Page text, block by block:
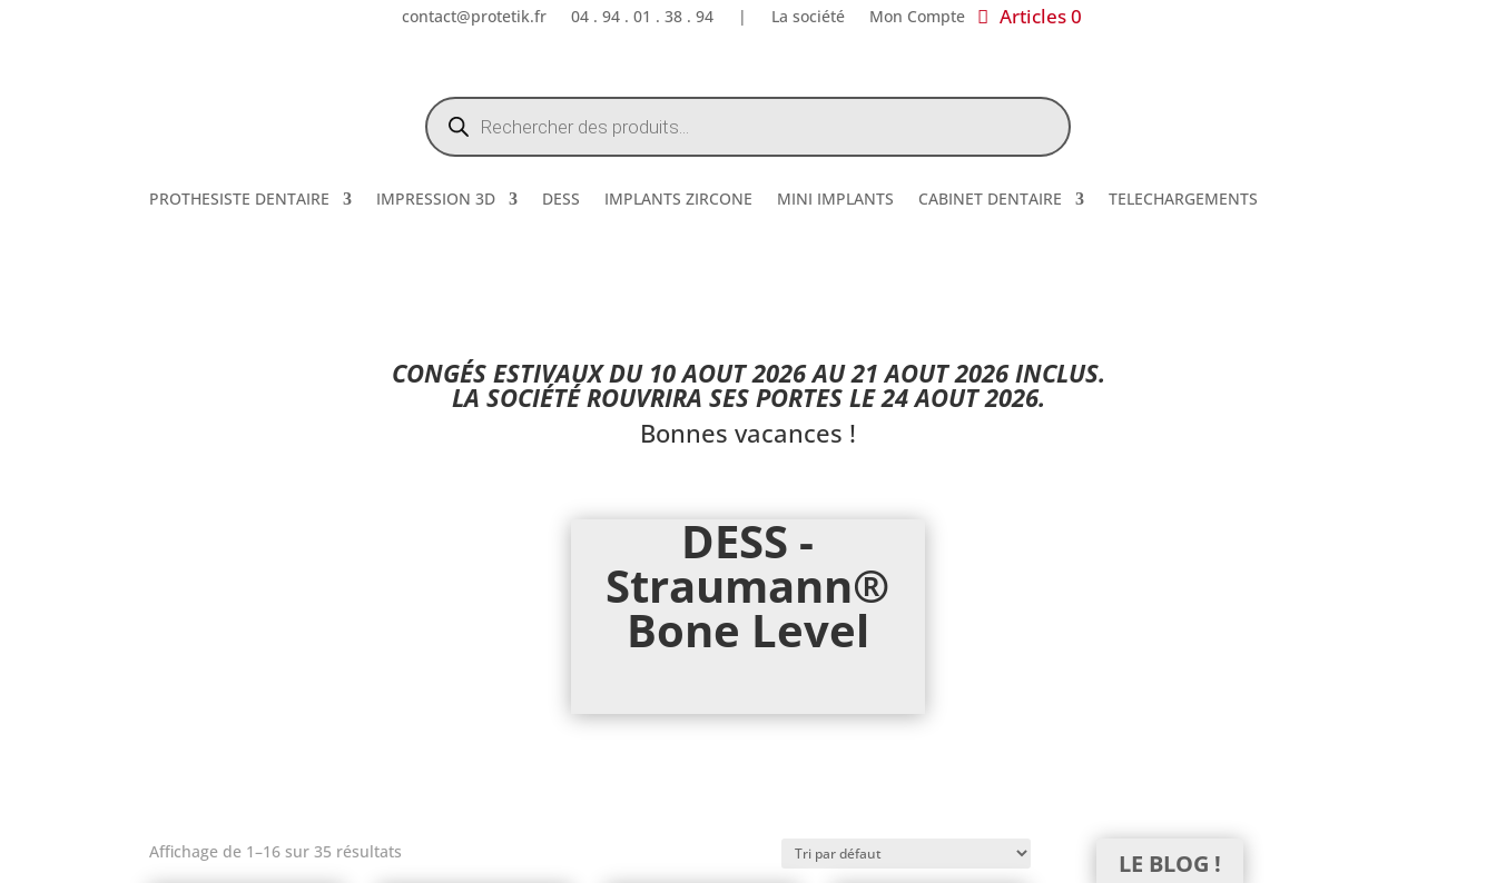
contact@protetik.fr 04 . 94 . 01 . 38 . 94 | La société Mon Compte Articles 0
Recherche
de
produits
PROTHESISTE DENTAIRE IMPRESSION 3D DESS IMPLANTS ZIRCONE MINI IMPLANTS CABINET DENTAIRE TELECHARGEMENTS
CONGÉS ESTIVAUX DU 10 AOUT 2026 AU 21 AOUT 2026 INCLUS.
LA SOCIÉTÉ ROUVRIRA SES PORTES LE 24 AOUT 2026.
Bonnes vacances !
DESS -
Straumann®
Bone Level
Affichage de 1–16 sur 35 résultats LE BLOG !